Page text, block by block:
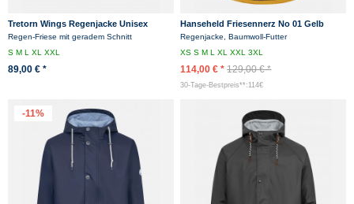
Tretorn Wings Regenjacke Unisex
Dunkelblau Friesennerz Navy
Regen-Friese mit geradem Schnitt
SMLXLXXL
89,00 € *
Hanseheld Friesennerz No 01 Gelb
Regenjacke
Regenjacke, Baumwoll-Futter
XSSMLXLXXL3XL
114,00 € * 129,00 € *
30-Tage-Bestpreis**:114€
-11%